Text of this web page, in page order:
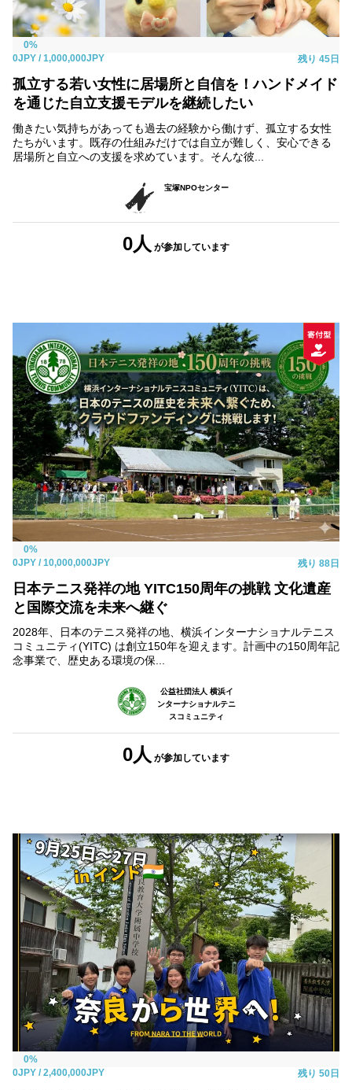
0%
0JPY / 1,000,000JPY 残り 45日
孤立する若い女性に居場所と自信を！ハンドメイド
を通じた自立支援モデルを継続したい
働きたい気持ちがあっても過去の経験から働けず、孤立する女性
たちがいます。既存の仕組みだけでは自立が難しく、安心できる
居場所と自立への支援を求めています。そんな彼...
宝塚NPOセンター
0人 が参加しています
0%
0JPY / 10,000,000JPY 残り 88日
日本テニス発祥の地 YITC150周年の挑戦 文化遺産
と国際交流を未来へ継ぐ
2028年、日本のテニス発祥の地、横浜インターナショナルテニス
コミュニティ(YITC) は創立150年を迎えます。計画中の150周年記
念事業で、歴史ある環境の保...
公益社団法人 横浜イ
ンターナショナルテニ
スコミュニティ
0人 が参加しています
0%
0JPY / 2,400,000JPY 残り 50日